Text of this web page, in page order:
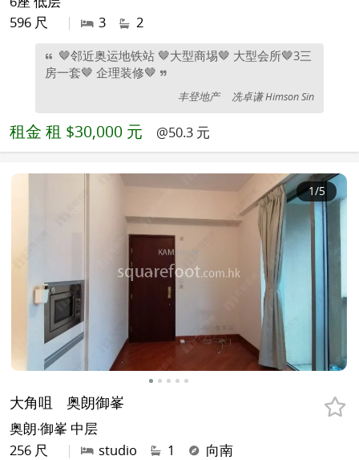
596 尺
| 3 2
🤎邻近奥运地铁站 🤎大型商埸🤎 大型会所🤎3三
房一套🤎 企理装修🤎
丰登地产 冼卓谦 Himson Sin
租金 租 $30,000 元 @50.3 元
1/5
大角咀 奥朗御峯
奥朗‧御峯 中层
256 尺
| studio 1 向南